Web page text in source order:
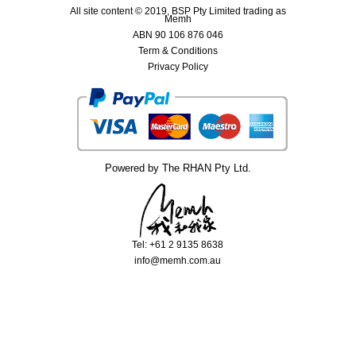
All site content © 2019, BSP Pty Limited trading as
Memh
ABN 90 106 876 046
Term & Conditions
Privacy Policy
Powered by The RHAN Pty Ltd.
Tel: +61 2 9135 8638
info@memh.com.au